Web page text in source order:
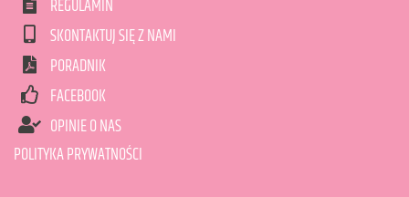
REGULAMIN
SKONTAKTUJ SIĘ Z NAMI
PORADNIK
FACEBOOK
OPINIE O NAS
POLITYKA PRYWATNOŚCI